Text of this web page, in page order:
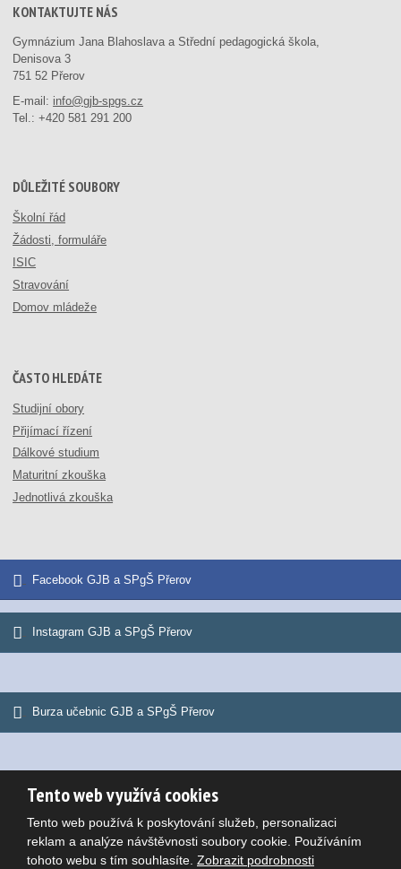
KONTAKTUJTE NÁS
Gymnázium Jana Blahoslava a Střední pedagogická škola,
Denisova 3
751 52 Přerov
E-mail: info@gjb-spgs.cz
Tel.:+420 581 291 200
DŮLEŽITÉ SOUBORY
Školní řád
Žádosti, formuláře
ISIC
Stravování
Domov mládeže
ČASTO HLEDÁTE
Studijní obory
Přijímací řízení
Dálkové studium
Maturitní zkouška
Jednotlivá zkouška
Facebook GJB a SPgŠ Přerov
Instagram GJB a SPgŠ Přerov
Burza učebnic GJB a SPgŠ Přerov
Mapa stránek |Podmínky použití
VYROBILA
Tento web využívá cookies
Tento web používá k poskytování služeb, personalizaci
reklam a analýze návštěvnosti soubory cookie. Používáním
tohoto webu s tím souhlasíte. Zobrazit podrobnosti
Potřebujete poradit?